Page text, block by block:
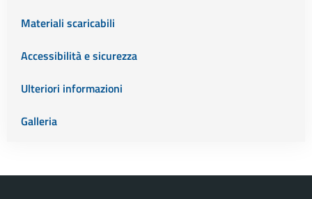
Materiali scaricabili
Accessibilità e sicurezza
Ulteriori informazioni
Galleria